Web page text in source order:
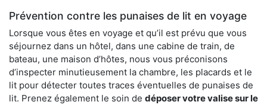
Prévention contre les punaises de lit en voyage
Lorsque vous êtes en voyage et qu’il est prévu que vous
séjournez dans un hôtel, dans une cabine de train, de
bateau, une maison d’hôtes, nous vous préconisons
d’inspecter minutieusement la chambre, les placards et le
lit pour détecter toutes traces éventuelles de punaises de
lit. Prenez également le soin de déposer votre valise sur le